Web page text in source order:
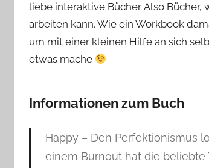
o
n
n
liebe interaktive Bücher. Also
arbeiten kann. Wie ein Workbook
um mit einer kleinen Hilfe an sich
etwas mache
Informationen zum Buch
Happy – Den Perfektionismus
einem Burnout hat die beliebte